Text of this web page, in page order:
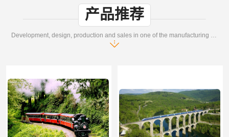
产品推荐
Development, design, production and sales in one of the manufacturing enterprises